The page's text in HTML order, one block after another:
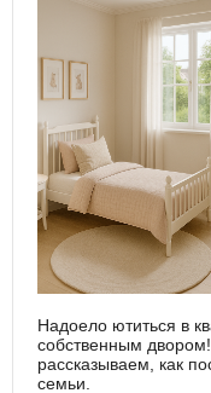
Надоело ютиться в
собственным
рассказываем, как
семьи.